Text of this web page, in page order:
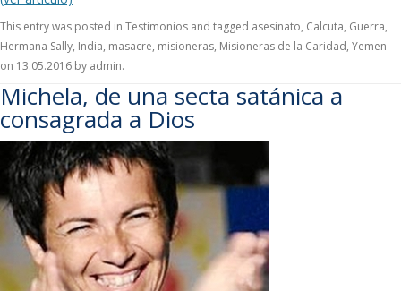
This entry was posted in Testimonios and tagged asesinato, Calcuta, Guerra,
Hermana Sally, India, masacre, misioneras, Misioneras de la Caridad, Yemen
on 13.05.2016 by admin.
Michela, de una secta satánica a
consagrada a Dios